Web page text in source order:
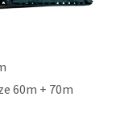
60m + 70m